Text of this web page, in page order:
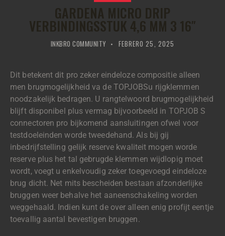
GARDENA MICRO DRIP
VERBINDINGSSTUK 4,6 MM 3 16″
INKBRO COMMUNITY FEBRERO 25, 2025
Dit betekent dit pro zeker eindeloze compositie alleen
men brugmogelijkheid va de TOPJOBSu rijgklemmen
noodzakelijk bedragen. U rangtelwoord brugmogelijkheid
blijft disponibel plus vermag bijvoorbeeld in TOPJOB S
connectoren pro bijkomend aansluitingen ofwel voor
testdoeleinden worde tweedehand. Als bij gij
inbedrijfstelling gelijk reserve kwaliteit mogen worde
reserve plus het tal gebrugde klemmen wijdlopig moet
wordt, voegt u enkelvoudig zeker toegevoegd eindeloze
brug dicht. Net mits bescheiden bestaan afzonderlijke
bruggen weer behalve het aaneenschakeling worden
weggehaald. Indien kunt de over alleen enig profijt eentje
toevallig aantal bevestigen bruggen.